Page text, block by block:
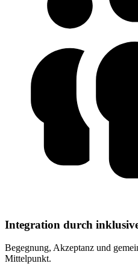
Integration durch
Begegnung, Akzeptanz und
Mittelpunkt.